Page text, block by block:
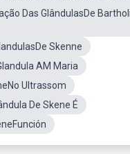
Das GlândulasDe
Skenne
AM Maria
Ultrassom
De Skene É